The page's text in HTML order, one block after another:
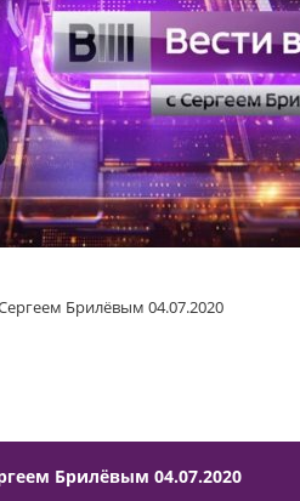
Брилёвым 04.07.2020
Брилёвым 04.07.2020